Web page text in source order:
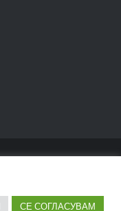
СЕ СОГЛАСУВАМ